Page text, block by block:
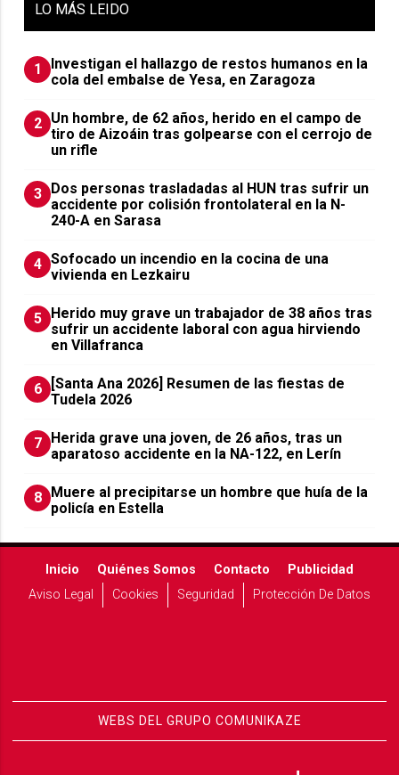
LO MÁS LEIDO
1
Investigan el hallazgo de restos humanos en la
cola del embalse de Yesa, en Zaragoza
2 Un hombre, de 62 años, herido en el campo de
tiro de Aizoáin tras golpearse con el cerrojo de
un rifle
3
​Dos personas trasladadas al HUN tras sufrir un
accidente por colisión frontolateral en la N-
240-A en Sarasa
4 Sofocado un incendio en la cocina de una
vivienda en Lezkairu
5
Herido muy grave un trabajador de 38 años tras
sufrir un accidente laboral con agua hirviendo
en Villafranca
6
[Santa Ana 2026] Resumen de las fiestas de
Tudela 2026
7
Herida grave una joven, de 26 años, tras un
aparatoso accidente en la NA-122, en Lerín
8
Muere al precipitarse un hombre que huía de la
policía en Estella
Inicio Quiénes Somos Contacto
Publicidad
Aviso Legal
Cookies Seguridad Protección De Datos
WEBS DEL GRUPO COMUNIKAZE